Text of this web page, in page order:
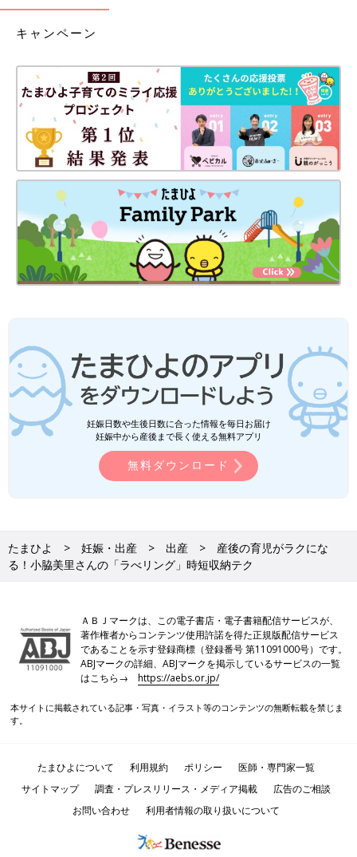
キャンペーン
妊娠日数や生後日数に合った情報を毎日お届け
妊娠中から産後まで長く使える無料アプリ
無料ダウンロード
たまひよ 妊娠・出産 出産
産後の育児がラクにな
る！小脇美里さんの「ラべリング」時短収納テク
ＡＢＪマークは、この電子書店・電子書籍配信サービスが、
著作権者からコンテンツ使用許諾を得た正規版配信サービス
であることを示す登録商標（登録番号 第11091000号）です。
ABJマークの詳細、ABJマークを掲示しているサービスの一覧
はこちら→https://aebs.or.jp/
本サイトに掲載されている記事・写真・イラスト等のコンテンツの無断転載を禁じま
す。
たまひよについて 利用規約 ポリシー
医師・専門家一覧
サイトマップ
調査・プレスリリース・メディア掲載
広告のご相談
お問い合わせ
利用者情報の取り扱いについて